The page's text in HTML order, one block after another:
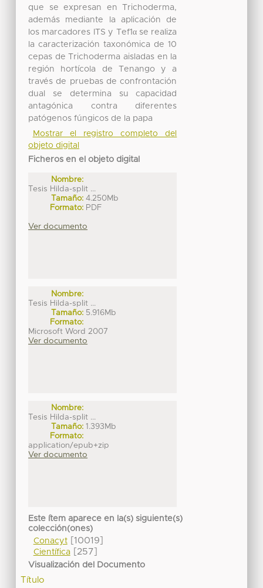
que se expresan en Trichoderma,
además mediante la aplicación de
los marcadores ITS y Tef1α se realiza
la caracterización taxonómica de 10
cepas de Trichoderma aisladas en la
región hortícola de Tenango y a
través de pruebas de confrontación
dual se determina su capacidad
antagónica contra diferentes
patógenos fúngicos de la papa
Mostrar el registro completo del
objeto digital
Ficheros en el objeto digital
Nombre:
Tesis Hilda-split ...
Tamaño: 4.250Mb
Formato: PDF
Ver documento
Nombre:
Tesis Hilda-split ...
Tamaño: 5.916Mb
Formato:
Microsoft Word 2007
Ver documento
Nombre:
Tesis Hilda-split ...
Tamaño: 1.393Mb
Formato:
application/epub+zip
Ver documento
Este ítem aparece en la(s) siguiente(s)
colección(ones)
Conacyt[10019]
Científica[257]
Visualización del Documento
Título